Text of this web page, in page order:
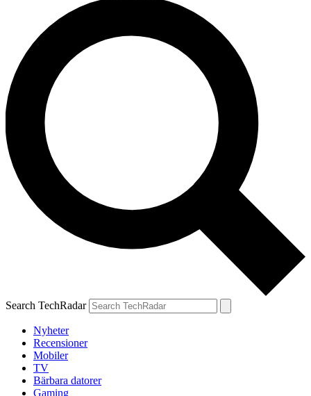
Search TechRadar
Nyheter
Recensioner
Mobiler
TV
Bärbara datorer
Gaming